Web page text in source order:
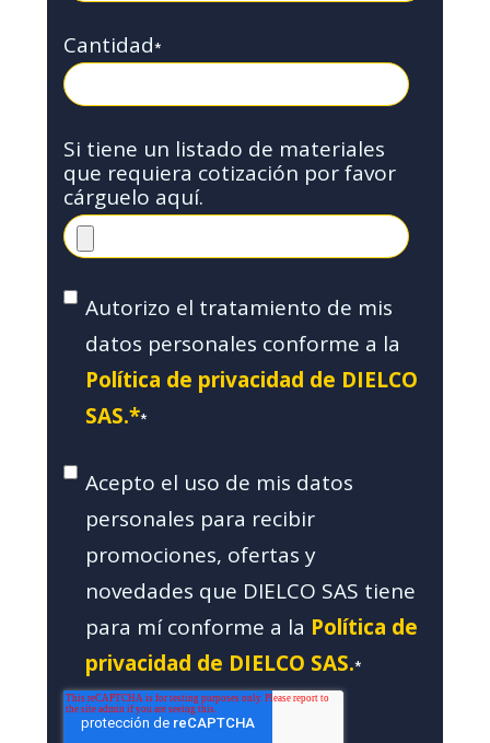
Cantidad*
Si tiene un listado de materiales
que requiera cotización por favor
cárguelo aquí.
Autorizo el tratamiento de mis
datos personales conforme a la
Política de privacidad de DIELCO
SAS.**
Acepto el uso de mis datos
personales para recibir
promociones, ofertas y
novedades que DIELCO SAS tiene
para mí conforme a la Política de
privacidad de DIELCO SAS.*